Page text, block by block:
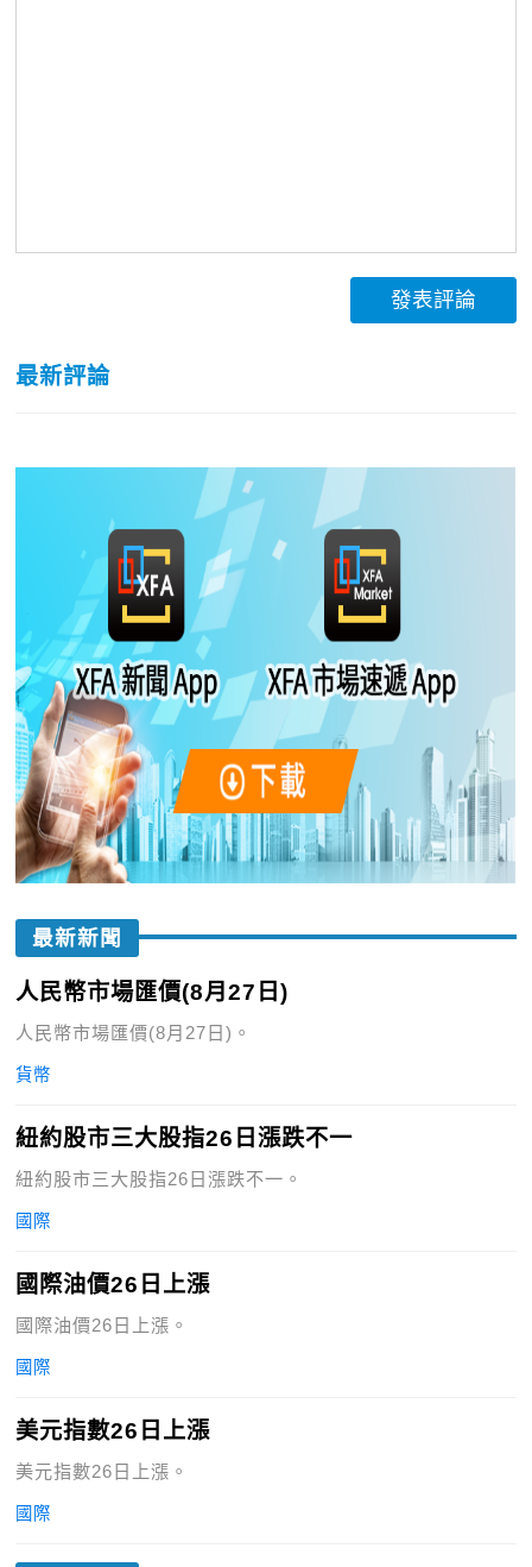
發表評論
最新評論
最新新聞
人民幣市場匯價(8月27日)
人民幣市場匯價(8月27日)。
貨幣
紐約股市三大股指26日漲跌不一
紐約股市三大股指26日漲跌不一。
國際
國際油價26日上漲
國際油價26日上漲。
國際
美元指數26日上漲
美元指數26日上漲。
國際